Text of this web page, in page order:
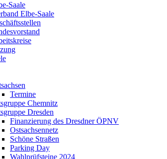
Saale
Elbe-Saale
Termine
Chemnitz
Dresden
Finanzierung des Dresdner ÖPNV
Ostsachsennetz
Schöne Straßen
Parking Day
Wahlprüfsteine 2024